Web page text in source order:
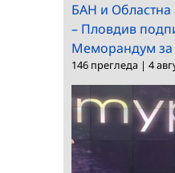
Седма Ученическа
научна сесия на
БАН и
– Пловдив
Меморандум за
146 прегледа | 4